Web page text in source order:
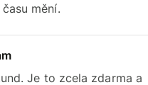
mění.
Je to zcela zdarma a